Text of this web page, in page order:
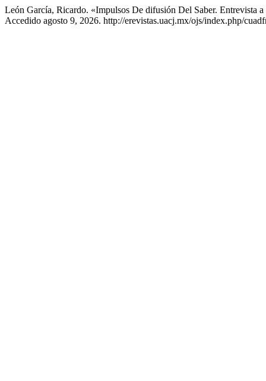
León García, Ricardo. «Impulsos De difusión Del Saber. Entrevista
Accedido agosto 9, 2026. http://erevistas.uacj.mx/ojs/index.php/